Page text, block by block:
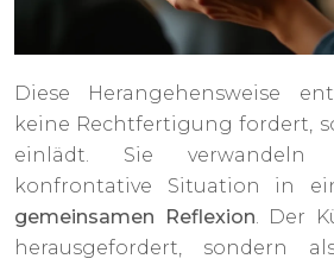
Diese Herangehensweise
keine Rechtfertigung fordert,
einlädt. Sie verwandeln
konfrontative Situation in
gemeinsamen Reflexion . Der
herausgefordert, sondern